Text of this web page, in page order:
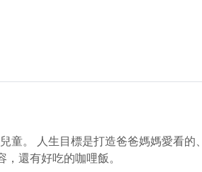
童。 人生目標是打造爸爸媽媽愛看的、
還有好吃的咖哩飯。